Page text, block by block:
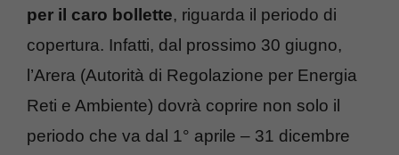
per il caro bollette, riguarda il periodo di
copertura. Infatti, dal prossimo 30 giugno,
l’Arera (Autorità di Regolazione per Energia
Reti e Ambiente) dovrà coprire non solo il
periodo che va dal 1° aprile – 31 dicembre